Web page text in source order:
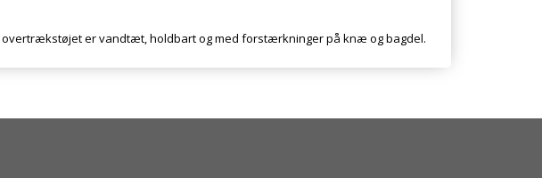
er vandtæt, holdbart og med forstærkninger på knæ og bagdel.